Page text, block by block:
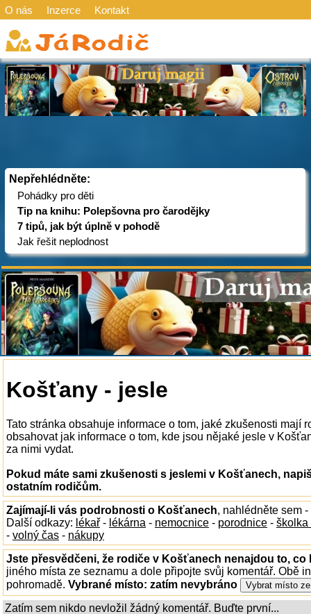
O nás Inzerce Kontakt
Nepřehlédněte:
Pohádky pro děti
Tip na knihu: Polepšovna pro čarodějky
7 tipů, jak být úplně v pohodě
Jak řešit neplodnost
Košťany - jesle
Tato stránka obsahuje informace o tom, jaké zkušenosti mají
obsahovat jak informace o tom, kde jsou nějaké jesle v
za nimi vydat.
Pokud máte sami zkušenosti s jeslemi v Košťanech,
ostatním rodičům.
Zajímají-li vás podrobnosti o Košťanech, nahlédněte sem
Další odkazy: lékař - lékárna - nemocnice - porodnice - školka
- volný čas - nákupy
Jste přesvědčeni, že rodiče v Košťanech nenajdou to, co
jiného místa ze seznamu a dole připojte svůj komentář. Obě
pohromadě. Vybrané místo: zatím nevybráno
Zatím sem nikdo nevložil žádný komentář. Buďte první...